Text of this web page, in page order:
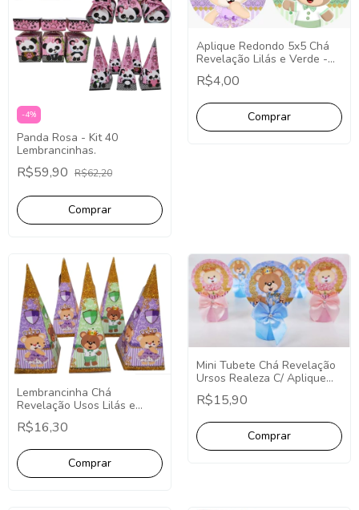
-4%
Panda Rosa - Kit 40
Lembrancinhas.
R$59,90 R$62,20
Aplique Redondo 5x5 Chá
Revelação Lilás e Verde -
10 Unidades.
R$4,00
Lembrancinha Chá
Revelação Usos Lilás e
Verde Caixa Cone - Pct com
10 Unidades.
R$16,30
Mini Tubete Chá Revelação
Ursos Realeza C/ Aplique
Pct. C/ 10 Unidades -
Decoração Festa
R$15,90